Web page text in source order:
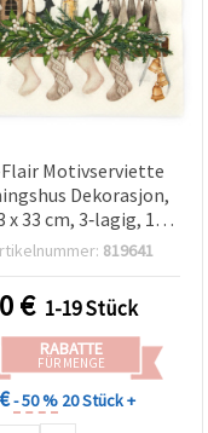
Motivserviette
Dekorasjon,
x 33 cm, 3‑lagig, 1
Stück 819641
€ 1-19 Stück
RABATTE
FÜR MENGE
- 50 % 20 Stück +